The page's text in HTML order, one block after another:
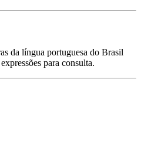
da língua portuguesa do Brasil
para consulta.